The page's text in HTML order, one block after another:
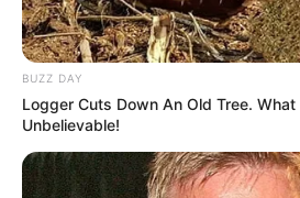
BUZZ DAY
Logger Cuts Down An Old Tree. What
Unbelievable!